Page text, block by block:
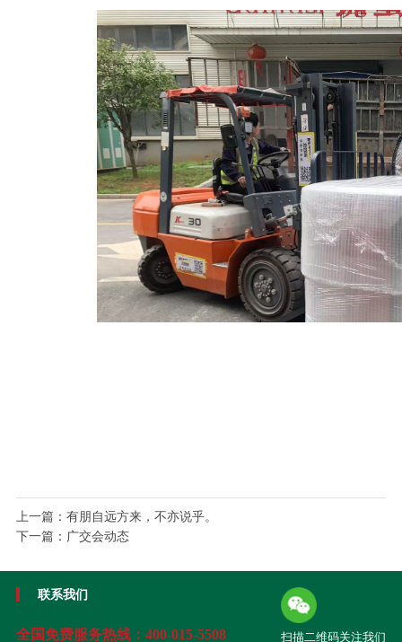
上一篇： 有朋自远方来，不亦说乎。
下一篇： 广交会动态
联系我们
全国免费服务热线： 400-015-5508 扫描二维码关注我们